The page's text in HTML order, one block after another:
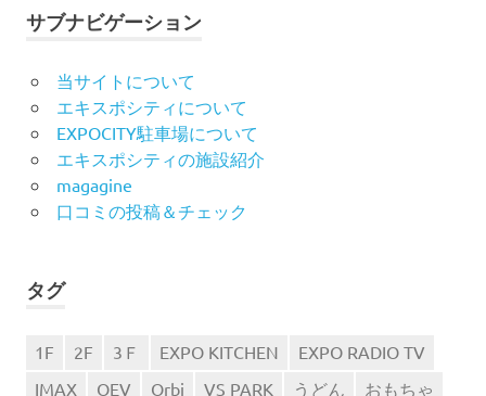
サブナビゲーション
当サイトについて
エキスポシティについて
EXPOCITY駐車場について
エキスポシティの施設紹介
magagine
口コミの投稿＆チェック
タグ
1F 2F 3Ｆ EXPO KITCHEN
EXPO RADIO TV
IMAX
OEV Orbi VS PARK うどん おもちゃ